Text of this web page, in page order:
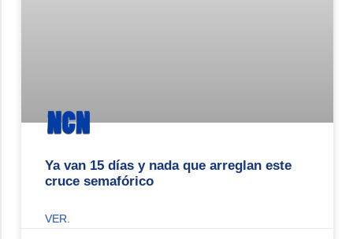
Ya van 15 días y nada que arreglan este
cruce semafórico
VER.